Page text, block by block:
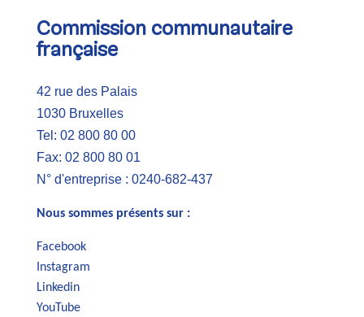
Commission communautaire
française
42 rue des Palais
1030 Bruxelles
Tel: 02 800 80 00
Fax: 02 800 80 01
N° d'entreprise : 0240-682-437
Nous sommes présents sur :
Facebook
Instagram
Linkedin
YouTube